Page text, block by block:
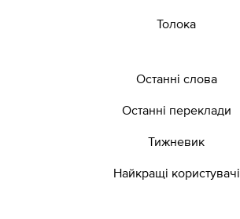
Толока
Останні слова
Останні переклади
Тижневик
Найкращі користувачі